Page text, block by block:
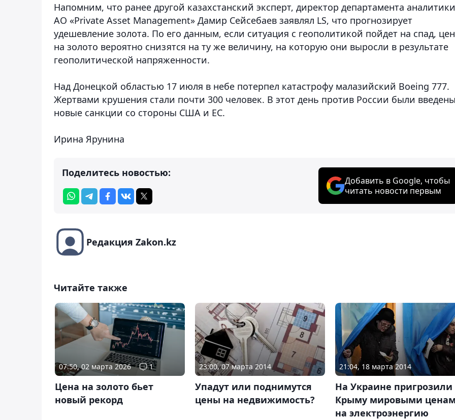
Напомним, что ранее другой казахстанский эксперт, директор департамента аналитики
АО «Private Asset Management» Дамир Сейсебаев заявлял LS, что прогнозирует
удешевление золота. По его данным, если ситуация с геополитикой пойдет на спад,
на золото вероятно снизятся на ту же величину, на которую они выросли в результате
геополитической напряженности.
Над Донецкой областью 17 июля в небе потерпел катастрофу малазийский Boeing 777.
Жертвами крушения стали почти 300 человек. В этот день против России были
новые санкции со стороны США и ЕС.
Ирина Ярунина
Поделитесь новостью:
Добавить в Google, чтобы
читать новости первым
Редакция Zakon.kz
Читайте также
07:50, 02 марта 2026 1
Цена на золото бьет
новый рекорд
23:00, 07 марта 2014
Упадут или поднимутся
цены на недвижимость?
21:04, 18 марта 2014
На Украине пригрозили
Крыму мировыми
на электроэнергию